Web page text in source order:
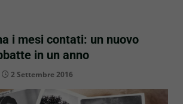
i mesi contati: un nuovo
in un anno
2 Settembre 2016